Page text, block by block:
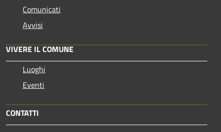
Comunicati
Avvisi
VIVERE IL COMUNE
Luoghi
Eventi
CONTATTI